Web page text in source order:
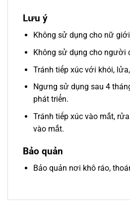
Lưu ý
Không sử dụng cho nữ
Không sử dụng cho người
Tránh tiếp xúc với khói,
Ngưng sử dụng sau 4
phát triển.
Tránh tiếp xúc vào mắt,
vào mắt.
Bảo quản
Bảo quản nơi khô ráo,